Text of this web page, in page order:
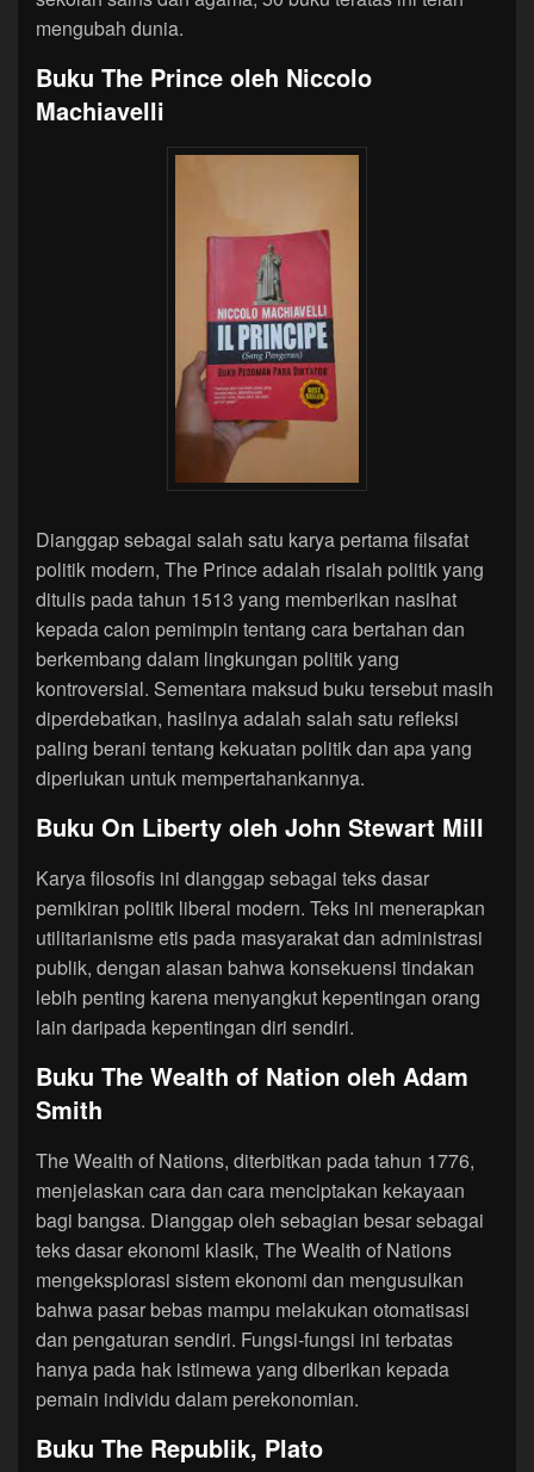
mengubah dunia.
Buku The Prince oleh Niccolo
Machiavelli
Dianggap sebagai salah satu karya pertama filsafat
politik modern, The Prince adalah risalah politik yang
ditulis pada tahun 1513 yang memberikan nasihat
kepada calon pemimpin tentang cara bertahan dan
berkembang dalam lingkungan politik yang
kontroversial. Sementara maksud buku tersebut masih
diperdebatkan, hasilnya adalah salah satu refleksi
paling berani tentang kekuatan politik dan apa yang
diperlukan untuk mempertahankannya.
Buku On Liberty oleh John Stewart Mill
Karya filosofis ini dianggap sebagai teks dasar
pemikiran politik liberal modern. Teks ini menerapkan
utilitarianisme etis pada masyarakat dan administrasi
publik, dengan alasan bahwa konsekuensi tindakan
lebih penting karena menyangkut kepentingan orang
lain daripada kepentingan diri sendiri.
Buku The Wealth of Nation oleh Adam
Smith
The Wealth of Nations, diterbitkan pada tahun 1776,
menjelaskan cara dan cara menciptakan kekayaan
bagi bangsa. Dianggap oleh sebagian besar sebagai
teks dasar ekonomi klasik, The Wealth of Nations
mengeksplorasi sistem ekonomi dan mengusulkan
bahwa pasar bebas mampu melakukan otomatisasi
dan pengaturan sendiri. Fungsi-fungsi ini terbatas
hanya pada hak istimewa yang diberikan kepada
pemain individu dalam perekonomian.
Buku The Republik, Plato